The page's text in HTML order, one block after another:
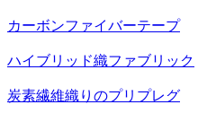
カーボンファイバーテープ
ハイブリッド織ファブリック
炭素繊維織りのプリプレグ